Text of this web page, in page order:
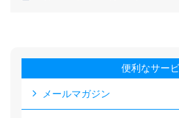
便利なサー
メールマガジン